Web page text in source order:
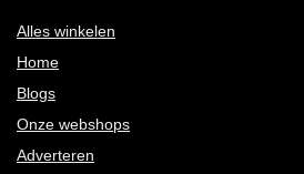
Alles winkelen
Home
Blogs
Onze webshops
Adverteren